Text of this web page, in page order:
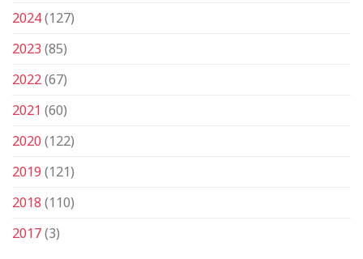
2024(127)
2023(85)
2022(67)
2021 (60)
2020(122)
2019(121)
2018(110)
2017(3)